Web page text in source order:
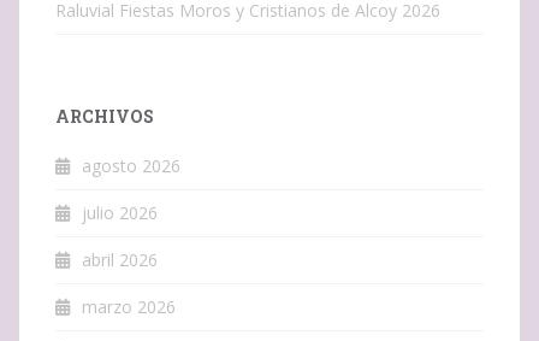
Raluvial Fiestas Moros y Cristianos de Alcoy 2026
ARCHIVOS
agosto 2026
julio 2026
abril 2026
marzo 2026